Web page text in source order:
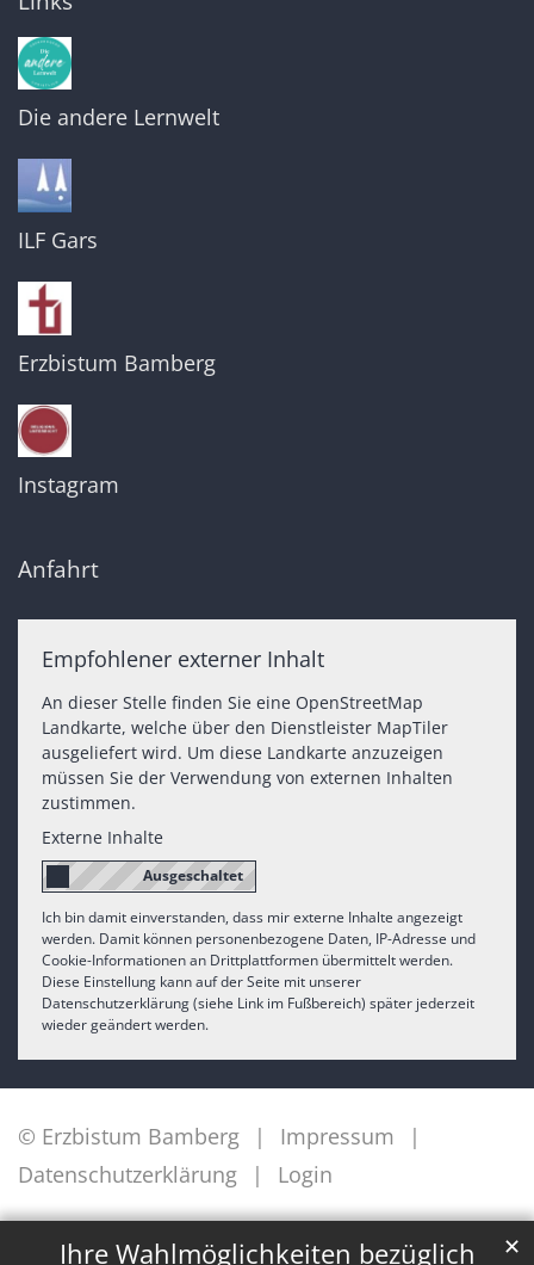
Ihre Wahlmöglichkeiten bezüglich ✕
Die andere Lernwelt
ILF Gars
Erzbistum Bamberg
Instagram
Anfahrt
Empfohlener externer Inhalt
An dieser Stelle finden Sie eine OpenStreetMap
Landkarte, welche über den Dienstleister MapTiler
ausgeliefert wird. Um diese Landkarte anzuzeigen
müssen Sie der Verwendung von externen Inhalten
zustimmen.
Externe Inhalte
Ich bin damit einverstanden, dass mir externe Inhalte angezeigt
werden. Damit können personenbezogene Daten, IP-Adresse und
Cookie-Informationen an Drittplattformen übermittelt werden.
Diese Einstellung kann auf der Seite mit unserer
Datenschutzerklärung (siehe Link im Fußbereich) später jederzeit
wieder geändert werden.
© Erzbistum Bamberg
Impressum
Datenschutzerklärung
Login